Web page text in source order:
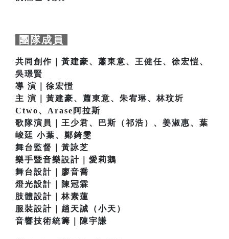
團隊成員
共同創作｜黃建豪、蕭東意、王健任、徐宏愷、
吳璟賢
導 演｜徐宏愷
主 演｜黃建豪、蕭東意、朱宥琳、林玟圻
Ctwo、Arase阿拉斯
歌隊演員｜王少君、巴斯（祁浩）、姜淑惠、葉
峻廷 小葉、鄭錡雯
舞台監督｜黃詠芝
樂手暨音樂設計｜愛莉鵝
舞台設計｜廖音喬
燈光設計｜陳冠霖
肢體設計｜林素蓮
服裝設計｜趙天誠（小天）
音響技術統籌｜陳宇謙